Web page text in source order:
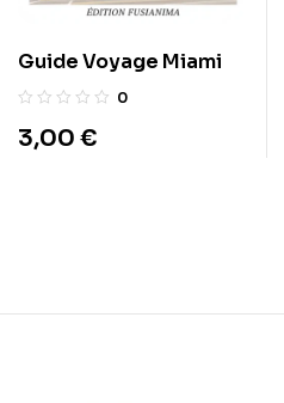
Guide Voyage Miami
0
3,00 €